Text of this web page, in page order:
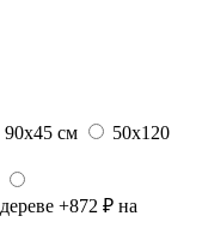
90х45 см
50х120
на